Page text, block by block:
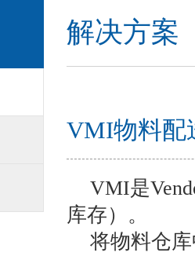
解决方案
VMI物料配
VMI是
库存）。
将物料仓